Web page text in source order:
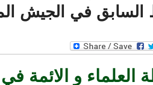
في الجيش
و الائمة في